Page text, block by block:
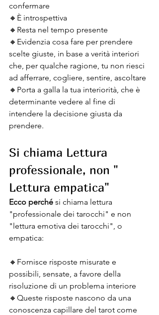
confermare
🔸️È introspettiva
🔸️Resta nel tempo presente
🔸️Evidenzia cosa fare per prendere
scelte giuste, in base a verità interiori
che, per qualche ragione, tu non riesci
ad afferrare, cogliere, sentire, ascoltare
🔸️Porta a galla la tua interiorità, che è
determinante vedere al fine di
intendere la decisione giusta da
prendere.
Si chiama Lettura
professionale, non "
Lettura empatica"
Ecco perché si chiama lettura
"professionale dei tarocchi" e non
"lettura emotiva dei tarocchi", o
empatica:
🔸️Fornisce risposte misurate e
possibili, sensate, a favore della
risoluzione di un problema interiore
🔸️Queste risposte nascono da una
conoscenza capillare del tarot come